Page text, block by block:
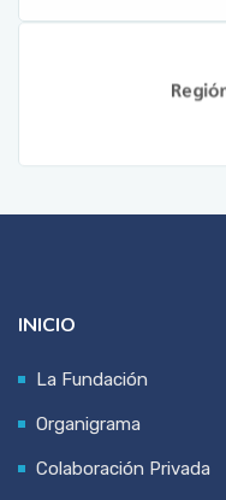
INICIO
La Fundación
Organigrama
Colaboración Privada